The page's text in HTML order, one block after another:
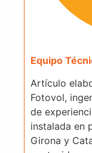
Equipo
Artículo
Fotovol,
de
instalada en
Girona y